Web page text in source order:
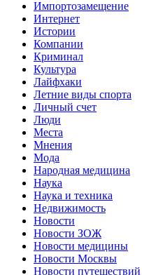
Импортозамещение
Интернет
Истории
Компании
Криминал
Культура
Лайфхаки
Летние виды спорта
Личный счет
Люди
Места
Мнения
Мода
Народная медицина
Наука
Наука и техника
Недвижимость
Новости
Новости ЗОЖ
Новости медицины
Новости Москвы
Новости путешествий